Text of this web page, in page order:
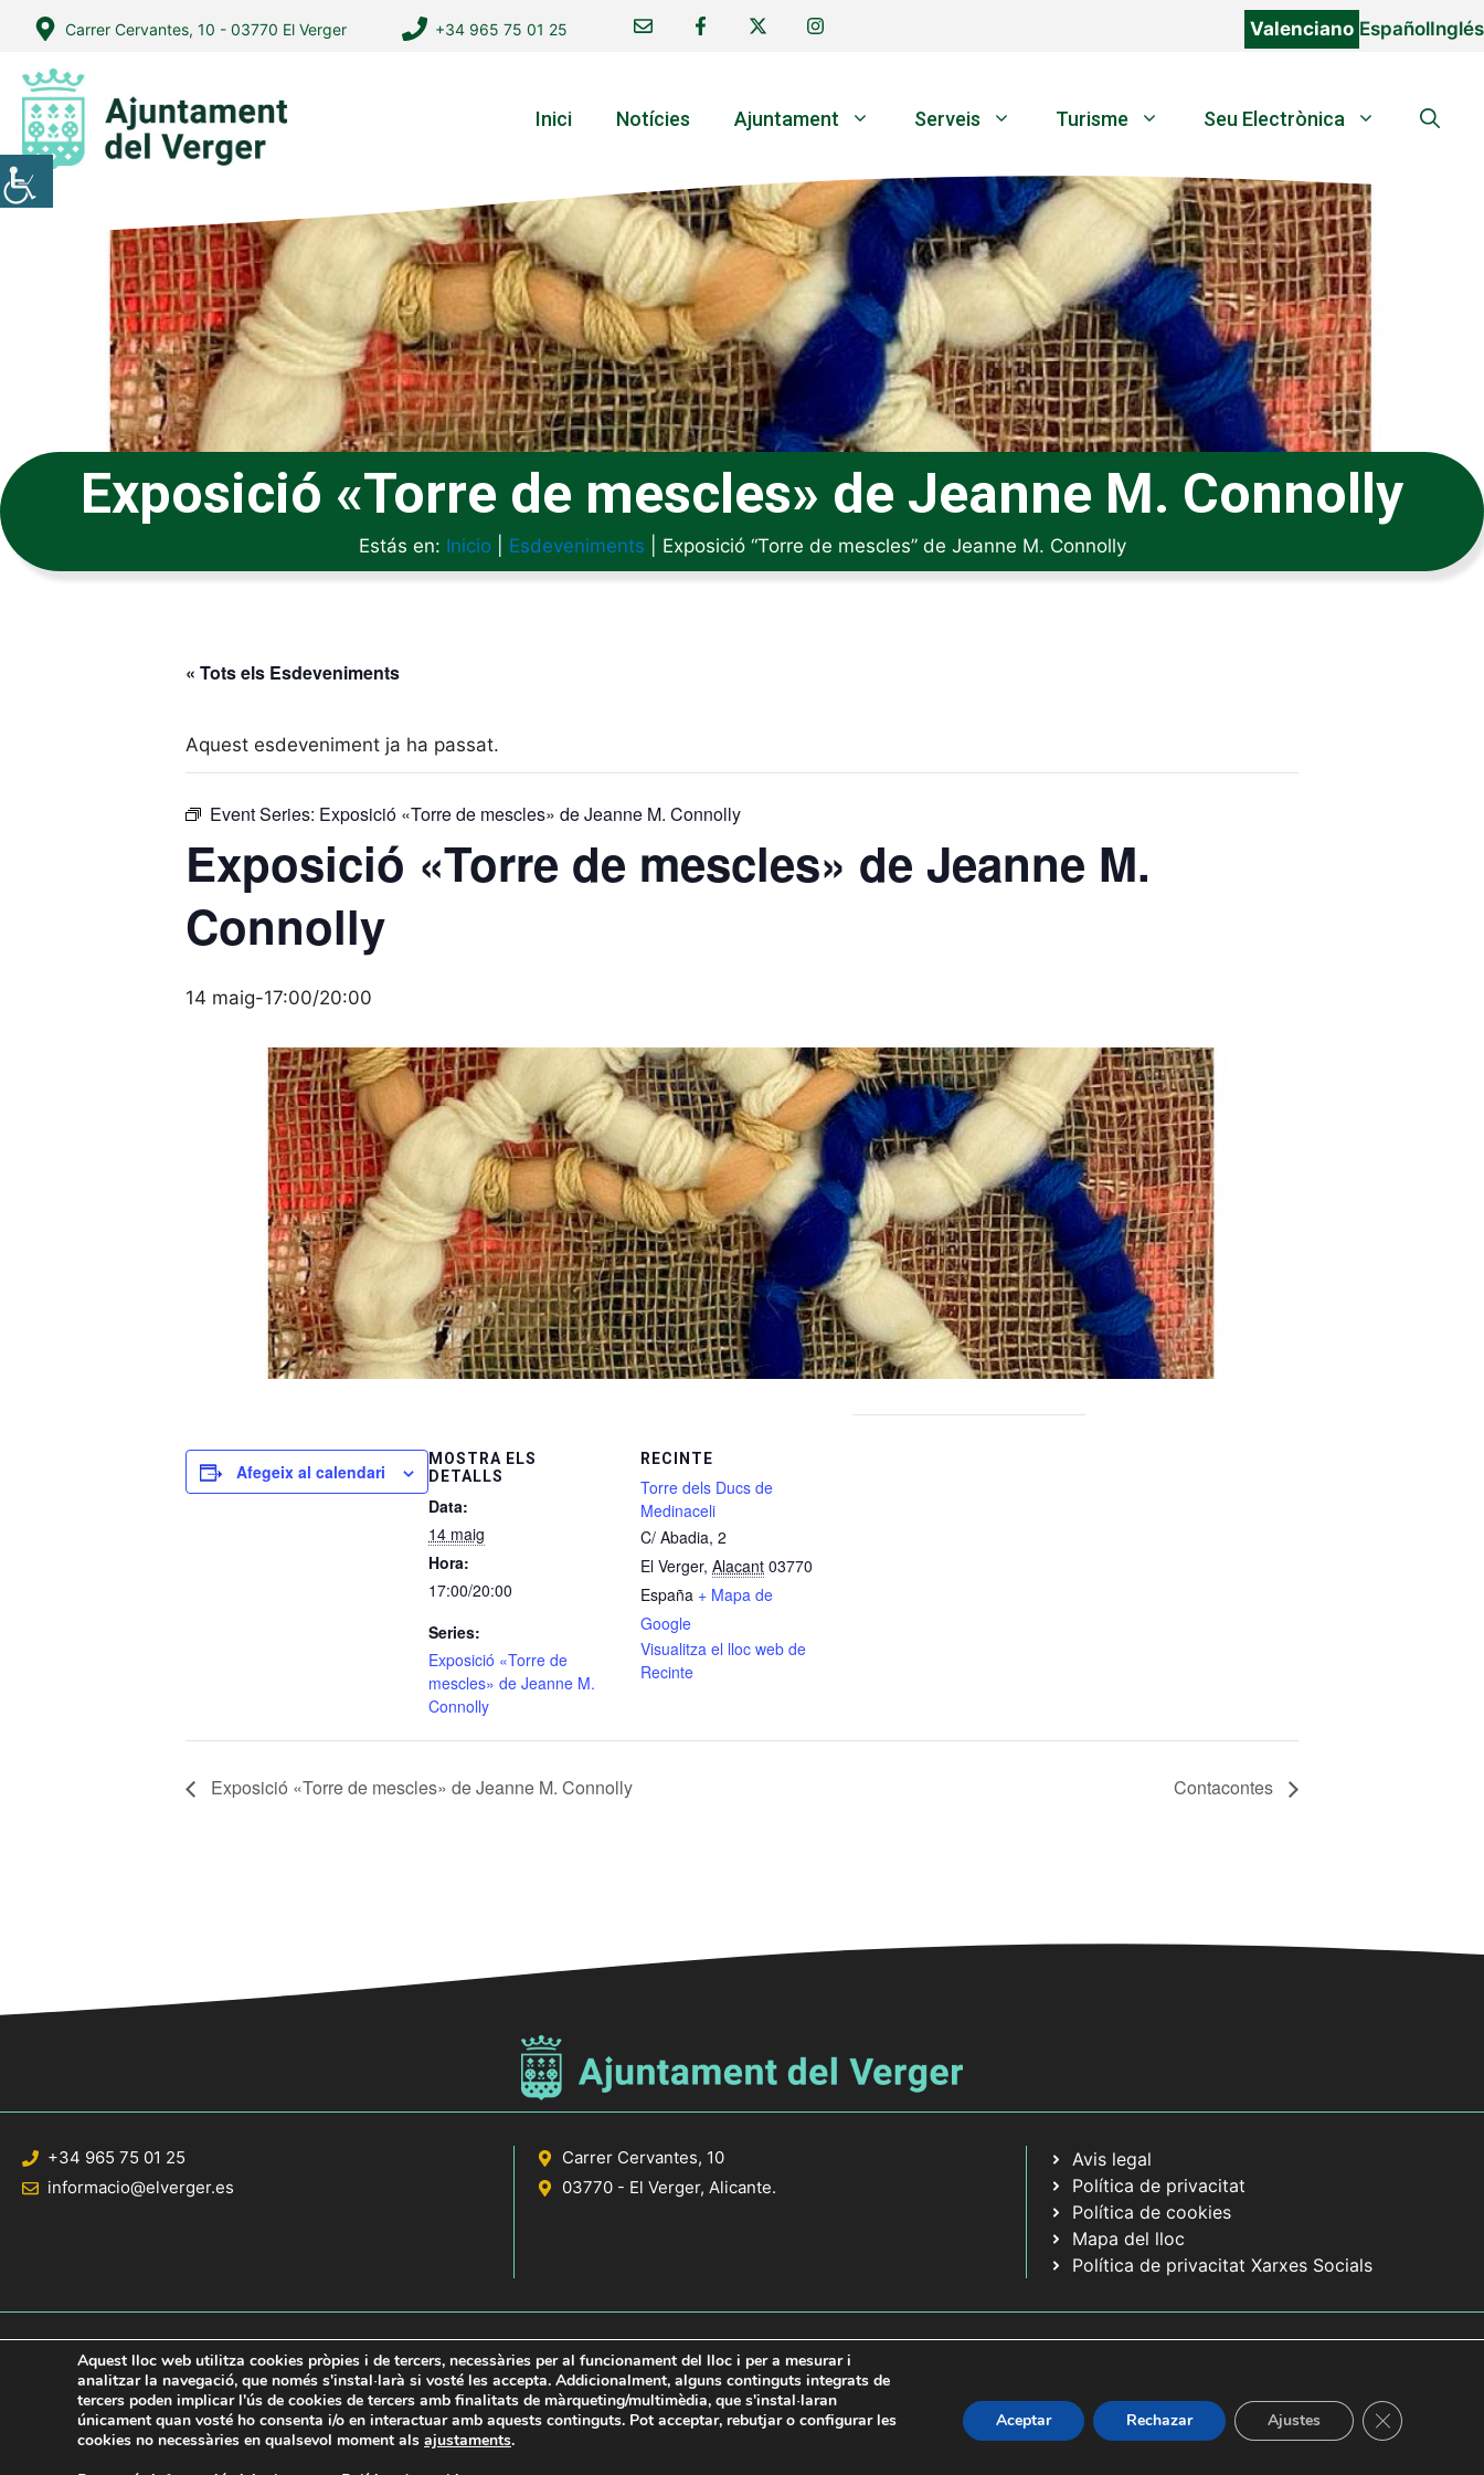
contingut
Carrer Cervantes, 10 - 03770 El Verger +34 965 75 01 25 Valenciano EspañolInglés
Inici Notícies Ajuntament Serveis Turisme Seu Electrònica
Exposició «Torre de mescles» de Jeanne M. Connolly
Estás en: Inicio| Esdeveniments Exposició “Torre de mescles” de Jeanne M. Connolly
« Tots els Esdeveniments
Aquest esdeveniment ja ha passat.
Event Series: Exposició «Torre de mescles» de Jeanne M. Connolly
Exposició «Torre de mescles» de Jeanne M.
Connolly
14 maig-17:00/20:00
Afegeix al calendari
MOSTRA ELS
DETALLS
Data:
14 maig
Hora:
17:00/20:00
Series:
Exposició «Torre de
mescles» de Jeanne M.
Connolly
RECINTE
Torre dels Ducs de
Medinaceli
C/ Abadia, 2
El Verger, Alacant 03770
España + Mapa de
Google
Visualitza el lloc web de
Recinte
Exposició «Torre de mescles» de Jeanne M. Connolly Contacontes
+34 965 75 01 25
informacio@elverger.es
Carrer Cervantes, 10
03770 - El Verger, Alicante.
Avis legal
Política de privacitat
Política de cookies
Mapa del lloc
Política de privacitat Xarxes Socials
© 2020 Web desarrollada por el Servicio de Informática de Diputación de Alicante
Aquest lloc web utilitza cookies pròpies i de tercers, necessàries per al funcionament del lloc i per a mesurar i
analitzar la navegació, que només s'instal·larà si vosté les accepta. Addicionalment, alguns continguts integrats de
tercers poden implicar l'ús de cookies de tercers amb finalitats de màrqueting/multimèdia, que s'instal·laran
únicament quan vosté ho consenta i/o en interactuar amb aquests continguts. Pot acceptar, rebutjar o configurar les
cookies no necessàries en qualsevol moment als ajustaments.
Aceptar Rechazar Ajustes Tanca el